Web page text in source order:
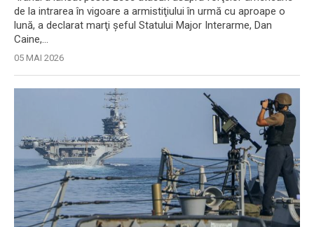
de la intrarea în vigoare a armistiţiului în urmă cu aproape o
lună, a declarat marţi şeful Statului Major Interarme, Dan
Caine,...
05 MAI 2026